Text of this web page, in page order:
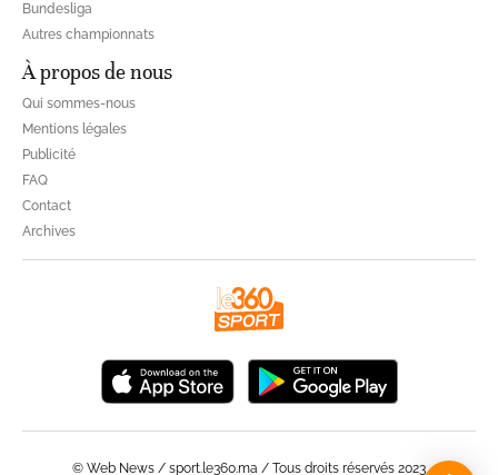
Bundesliga
Autres championnats
À propos de nous
Qui sommes-nous
Mentions légales
Publicité
FAQ
Contact
Archives
© Web News / sport.le360.ma / Tous droits réservés 2023